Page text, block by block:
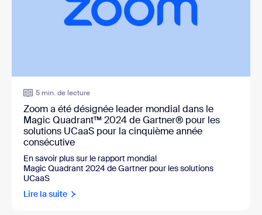
5 min. de lecture
Zoom a été désignée leader mondial dans le
Magic Quadrant™ 2024 de Gartner® pour les
solutions UCaaS pour la cinquième année
consécutive
En savoir plus sur le rapport mondial
Magic Quadrant 2024 de Gartner pour les solutions
UCaaS
Lire la suite